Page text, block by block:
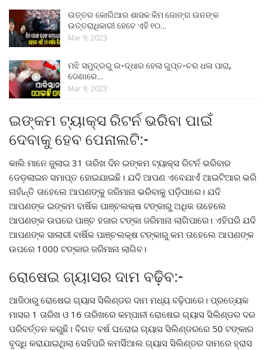
ଉତ୍ତର କୋରିଆର ଶାସକ କିମ ଜୋଙ୍ଗ ଉନଙ୍କ
ଉତ୍ତରାଧିକାରୀ ହେବେ ଏହି ୧୦…
Mar 9, 2023
ମଝି ସମୁଦ୍ରରୁ ଉ-ଦ୍ଧାର ହେଲା ଗୁପ୍ତ-ଚର ଧଳା ପାରା,
ଡେଣାରେ…
Mar 9, 2023
ଇଙ୍କମ ଟ୍ୟାକ୍ସ ରିଟର୍ନ ଭରିବା ପାଇଁ
ଦେବାକୁ ହେବ ପେନାଲଟି:-
କାଲି ମାନେ ଜୁଲାଇ 31 ତାରିଖ ଦିନ ଇଙ୍କମ ଟ୍ୟାକ୍ସ ରିଟର୍ନ ଭରିବାର
ଡେଡ଼ଲାଇନ ସମାପ୍ତ ହୋଇଯାଇଛି। ଯଦି ଆପଣ ଏବେଯାଏଁ ଆଇଟିଆର ଭରି
ନାହାଁନ୍ତି ତାହେଲେ ଆପଣଙ୍କୁ ଜରିମାନା ଭରିବାକୁ ପଡ଼ିପାରେ। ଯଦି
ଆପଣଙ୍କ ଇଙ୍କମ ବାର୍ଷିକ ପାଞ୍ଚଲକ୍ଷ ଟଙ୍କାରୁ ଅଧିକ ତାହେଲେ
ଆପଣଙ୍କ ଉପରେ ପାଞ୍ଚ ହଜାର ଟଙ୍କା ଜରିମାନା ଲାଗିପାରେ। ଏହିପରି ଯଦି
ଆପଣଙ୍କ ସାଲାରୀ ବାର୍ଷିକ ପାଞ୍ଚଲକ୍ଷ ଟଙ୍କାରୁ କମ ତାହେଲେ ଆପଣଙ୍କ
ଉପରେ 1000 ଟଙ୍କାର ଜରିମାନା ଲାଗିବ।
ରୋଷେଇ ଗ୍ୟାସର ଦାମ ବଢ଼ିବ:-
ଆଜିଠାରୁ ରୋଷେଇ ଗ୍ୟାସ ସିଲିଣ୍ଡର ଦାମ ମଧ୍ୟ ବଢ଼ିପାରେ। ପ୍ରତ୍ୟେକ
ମାସର 1 ତାରିଖ ଓ 16 ତାରିଖରେ କମ୍ପାନୀ ରୋଷେଇ ଗ୍ୟାସ ସିଲିଣ୍ଡର ଦର
ପରିବର୍ତ୍ତନ କରୁଛି। ବିଗତ ବର୍ଷ ଘରୋଇ ଗ୍ୟାସ ସିଲିଣ୍ଡରରେ 50 ଟଙ୍କାର
ବୃଦ୍ଧି କରାଯାଇଥିଲା ସେହିପରି କମର୍ସିଆଲ ଗ୍ୟାସ ସିଲିଣ୍ଡର ଦାମରେ ହ୍ରାସ